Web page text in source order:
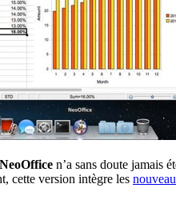
NeoOffice n’a sans doute jamais
cette version intègre les